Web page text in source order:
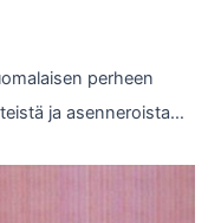
perheen
ja asenneroista…